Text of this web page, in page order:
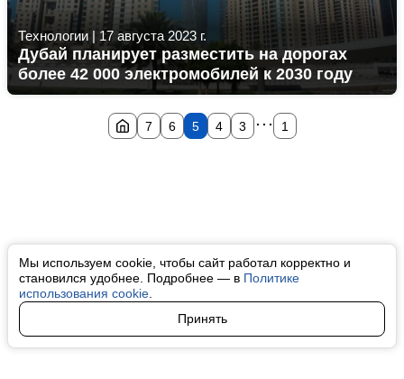
Мы используем cookie, чтобы сайт работал корректно и
становился удобнее. Подробнее — в Политике
использования cookie
Принять
Технологии | 17 августа 2023 г.
Дубай планирует разместить на дорогах
более 42 000 электромобилей к 2030 году
7 6 5 4 3 ... 1